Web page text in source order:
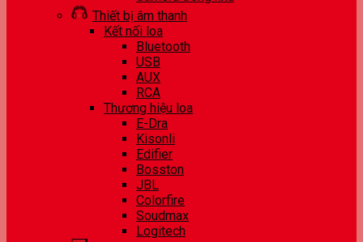
Thiết bị âm thanh
Kết nối loa
Bluetooth
USB
AUX
RCA
Thương hiệu loa
E-Dra
Kisonli
Edifier
Bosston
JBL
Colorfire
Soudmax
Logitech